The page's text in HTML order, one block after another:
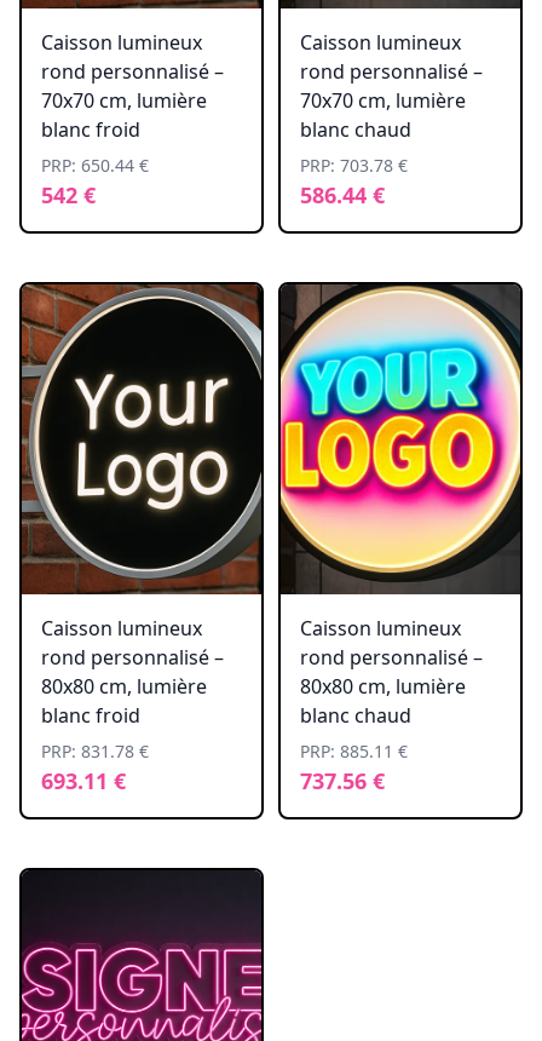
Caisson lumineux
rond personnalisé –
70x70 cm, lumière
blanc froid
PRP: 650.44 €
542 €
Caisson lumineux
rond personnalisé –
70x70 cm, lumière
blanc chaud
PRP: 703.78 €
586.44 €
Caisson lumineux
rond personnalisé –
80x80 cm, lumière
blanc froid
PRP: 831.78 €
693.11 €
Caisson lumineux
rond personnalisé –
80x80 cm, lumière
blanc chaud
PRP: 885.11 €
737.56 €